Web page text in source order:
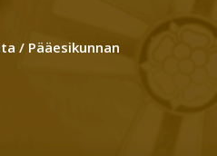
/ Pääesikunnan